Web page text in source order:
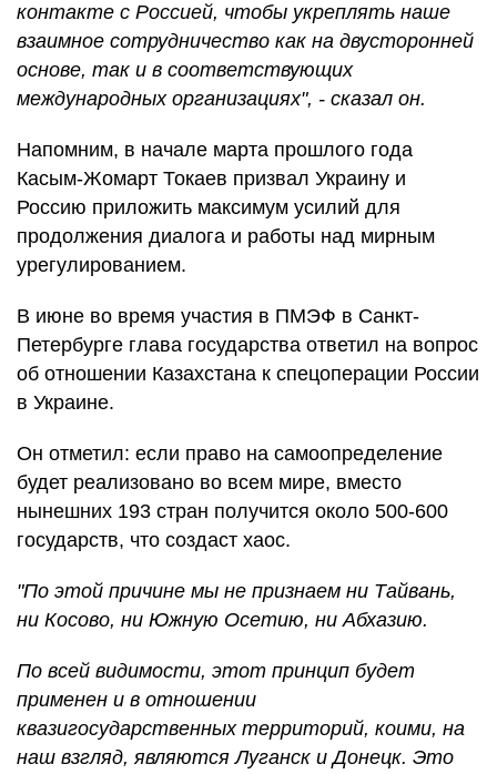
контакте с Россией, чтобы укреплять наше
взаимное сотрудничество как на двусторонней
основе, так и в соответствующих
международных организациях", - сказал он.
Напомним, в начале марта прошлого года
Касым-Жомарт Токаев призвал Украину и
Россию приложить максимум усилий для
продолжения диалога и работы над мирным
урегулированием.
В июне во время участия в ПМЭФ в Санкт-
Петербурге глава государства ответил на вопрос
об отношении Казахстана к спецоперации России
в Украине.
Он отметил: если право на самоопределение
будет реализовано во всем мире, вместо
нынешних 193 стран получится около 500-600
государств, что создаст хаос.
"По этой причине мы не признаем ни Тайвань,
ни Косово, ни Южную Осетию, ни Абхазию.
По всей видимости, этот принцип будет
применен и в отношении
квазигосударственных территорий, коими, на
наш взгляд, являются Луганск и Донецк. Это